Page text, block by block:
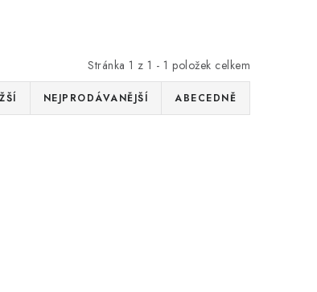
Stránka 1 z 1 - 1 položek celkem
NEJPRODÁVANĚJŠÍ ABECEDNĚ